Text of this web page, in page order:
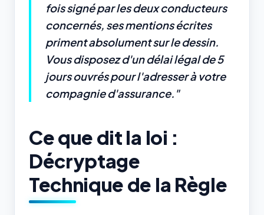
fois signé par les deux conducteurs
concernés, ses mentions écrites
priment absolument sur le dessin.
Vous disposez d'un délai légal de 5
jours ouvrés pour l'adresser à votre
compagnie d'assurance."
Ce que dit la loi :
Décryptage
Technique de la Règle